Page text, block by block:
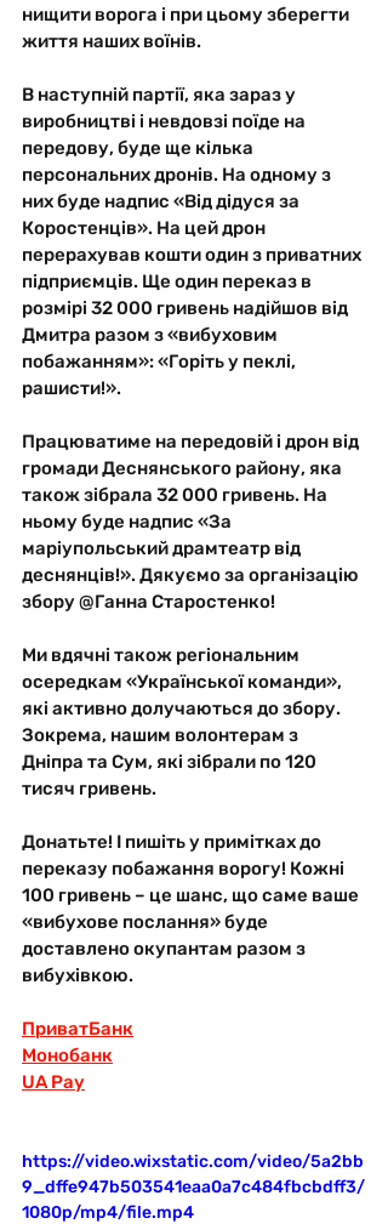
нищити ворога і при цьому зберегти
життя наших воїнів.
В наступній партії, яка зараз у
виробництві і невдовзі поїде на
передову, буде ще кілька
персональних дронів. На одному з
них буде надпис «Від дідуся за
Коростенців». На цей дрон
перерахував кошти один з приватних
підприємців. Ще один переказ в
розмірі 32 000 гривень надійшов від
Дмитра разом з «вибуховим
побажанням»: «Горіть у пеклі,
рашисти!».
Працюватиме на передовій і дрон від
громади Деснянського району, яка
також зібрала 32 000 гривень. На
ньому буде надпис «За
маріупольський драмтеатр від
деснянців!». Дякуємо за організацію
збору @Ганна Старостенко!
Ми вдячні також регіональним
осередкам «Української команди»,
які активно долучаються до збору.
Зокрема, нашим волонтерам з
Дніпра та Сум, які зібрали по 120
тисяч гривень.
Донатьте! І пишіть у примітках до
переказу побажання ворогу! Кожні
100 гривень – це шанс, що саме ваше
«вибухове послання» буде
доставлено окупантам разом з
вибухівкою.
ПриватБанк
Монобанк
UA Pay
https://video.wixstatic.com/video/5a2bb
9_dffe947b503541eaa0a7c484fbcbdff3/
1080p/mp4/file.mp4